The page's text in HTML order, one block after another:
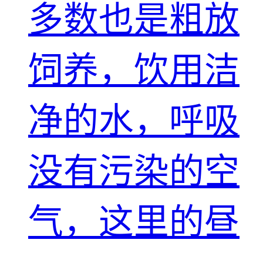
多数也是粗放
饲养，饮用洁
净的水，呼吸
没有污染的空
气，这里的昼